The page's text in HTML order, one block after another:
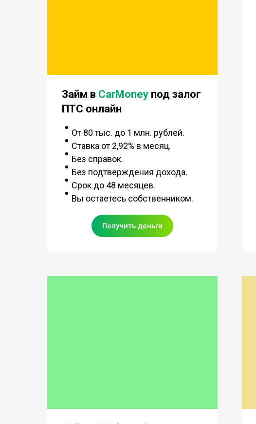
Займ в CarMoney под залог
ПТС онлайн
От 80 тыс. до 1 млн. рублей.
Ставка от 2,92% в месяц.
Без справок.
Без подтверждения дохода.
Срок до 48 месяцев.
Вы остаетесь собственником.
Получить деньги